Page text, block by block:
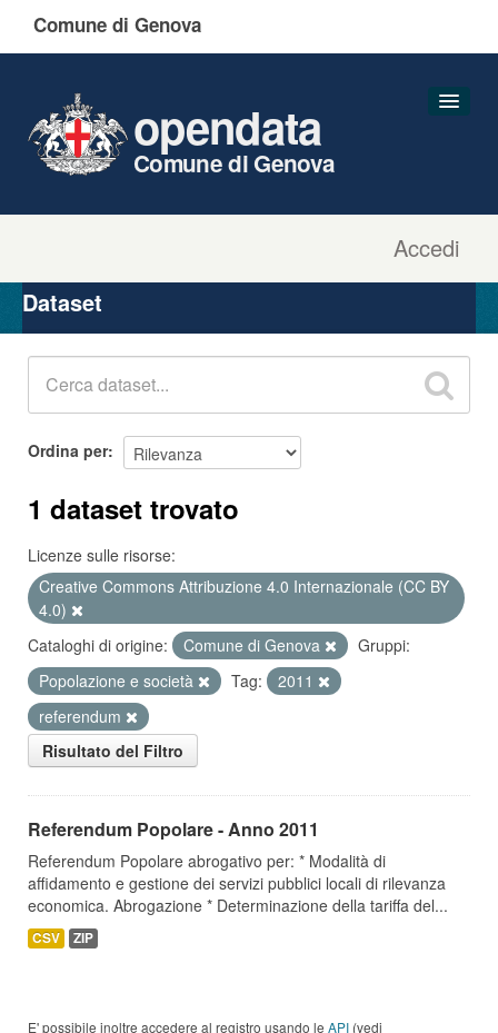
Comune di Genova
Accedi
opendata
Comune di Genova
Organizzazioni
Gruppi
Dataset
Ordina per
1 dataset trovato
Licenze sulle risorse:
Creative Commons Attribuzione 4.0 Internazionale (CC BY
4.0)
Cataloghi di origine:
Comune di Genova
Gruppi:
Popolazione e società
Tag:
2011
referendum
Risultato del Filtro
Referendum Popolare - Anno 2011
Referendum Popolare abrogativo per: * Modalità di
affidamento e gestione dei servizi pubblici locali di rilevanza
economica. Abrogazione * Determinazione della tariffa del...
CSV ZIP
E' possibile inoltre accedere al registro usando le API (vedi